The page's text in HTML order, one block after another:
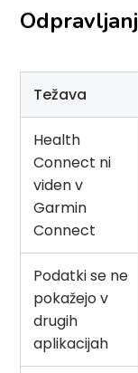
Težava
Health
Connect ni
viden v
Garmin
Connect
Podatki se ne
pokažejo v
drugih
aplikacijah